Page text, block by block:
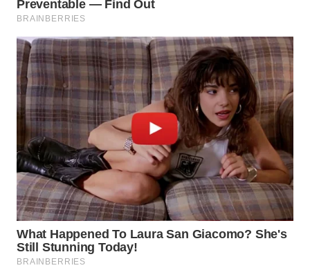
MALUT
WN
DAIRI
WN
DANAU
TOBA
WN
NIAS
WN
LANGKAT
WN